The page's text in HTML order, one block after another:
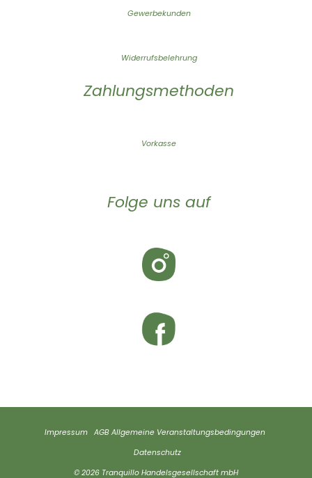
Gewerbekunden
Widerrufsbelehrung
Zahlungsmethoden
Vorkasse
Folge uns auf
Impressum AGB Allgemeine Veranstaltungsbedingungen
Datenschutz
© 2026 Tranquillo Handelsgesellschaft mbH